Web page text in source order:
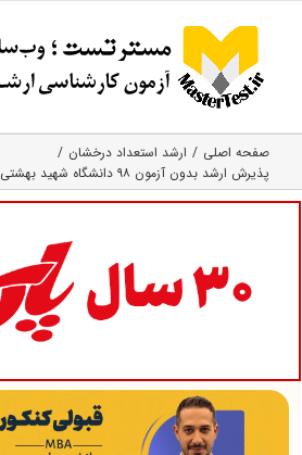
content
صفحه اصلی
ارشد استعداد درخشان
پذیرش ارشد بدون آزمون ۹۸ دانشگاه شهید بهشتی